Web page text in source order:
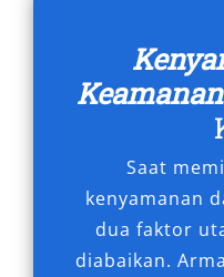
dibutuhkan oleh
Meningkatkan
Kenyamanan
Menggunakan
atau menjemput
gaya, tapi
Keamanan
Saat
kenyamanan
dua faktor
diabaikan.